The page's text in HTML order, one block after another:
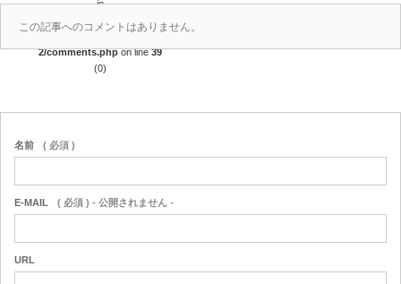
in
/home/r4688280/public_html/takedataro.c
om/wp-content/themes/amore_tcd028-
2/comments.phpon line39
(0)
この記事へのコメントはありません。
名前 ( 必須 )
E-MAIL ( 必須 ) - 公開されません -
URL